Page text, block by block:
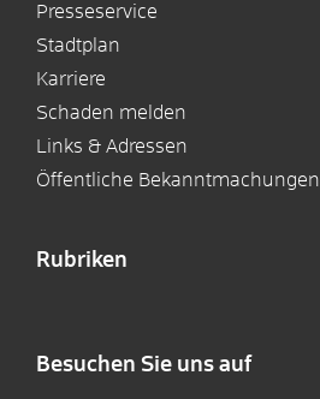
Presseservice
Stadtplan
Karriere
Schaden melden
Links & Adressen
Öffentliche Bekanntmachungen
Rubriken
Besuchen Sie uns auf